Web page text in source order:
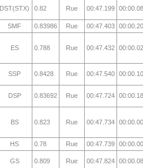
DST(STX) 0.82 Rue 00:47.199
SMF 0.83986 Rue 00:47.403
ES 0.788 Rue 00:47.432
SSP 0.8428 Rue 00:47.540
DSP 0.83692 Rue 00:47.724
BS 0.823 Rue 00:47.734
HS 0.78 Rue 00:47.739
GS 0.809 Rue 00:47.824